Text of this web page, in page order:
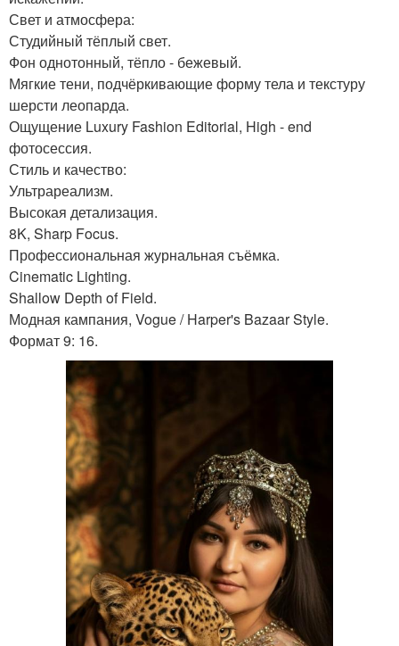
Свет и атмосфера:
Студийный тёплый свет.
Фон однотонный, тёпло - бежевый.
Мягкие тени, подчёркивающие форму тела и текстуру
шерсти леопарда.
Ощущение Luxury Fashion Editorial, High - end
фотосессия.
Стиль и качество:
Ультрареализм.
Высокая детализация.
8K, Sharp Focus.
Профессиональная журнальная съёмка.
Cinematic Lighting.
Shallow Depth of Field.
Модная кампания, Vogue / Harper's Bazaar Style.
Формат 9: 16.